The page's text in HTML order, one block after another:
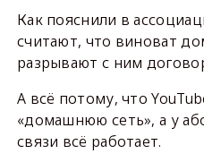
Как пояснили в
считают, что виноват
разрывают с ним
А всё потому, что
«домашнюю сеть», а у
связи всё работает.